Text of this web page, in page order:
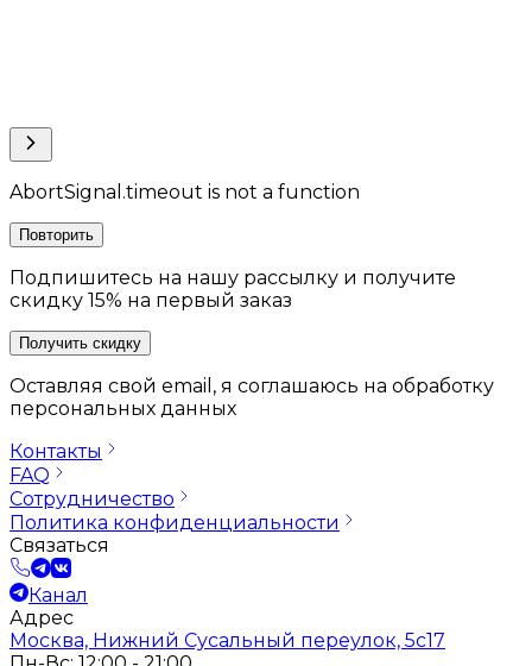
AbortSignal.timeout is not a function
Повторить
Подпишитесь на нашу рассылку и получите
скидку 15% на первый заказ
Получить скидку
Оставляя свой email, я соглашаюсь на обработку
персональных данных
Контакты
FAQ
Сотрудничество
Политика конфиденциальности
Связаться
Канал
Адрес
Москва, Нижний Сусальный переулок, 5с17